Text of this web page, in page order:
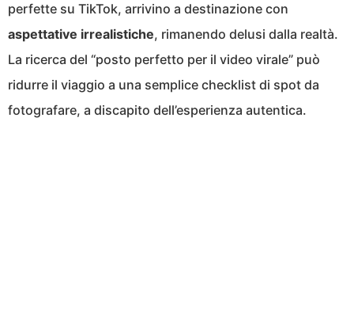
perfette su TikTok, arrivino a destinazione con
aspettative irrealistiche, rimanendo delusi dalla realtà.
La ricerca del “posto perfetto per il video virale” può
ridurre il viaggio a una semplice checklist di spot da
fotografare, a discapito dell’esperienza autentica.